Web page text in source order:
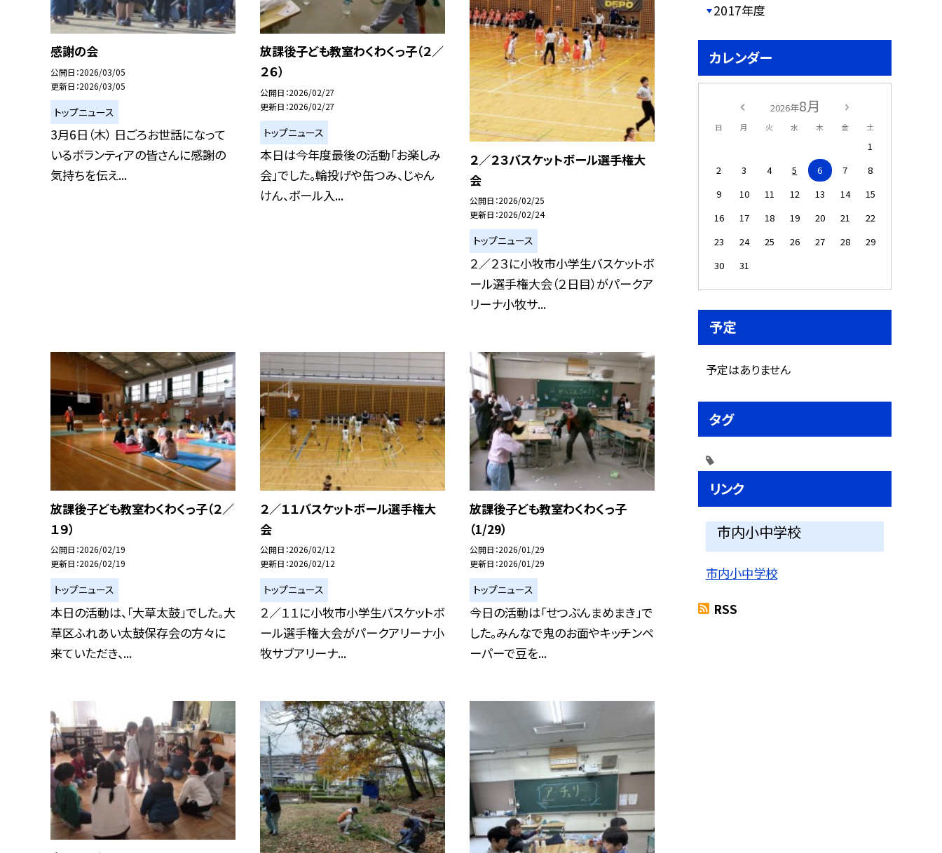
感謝の会
公開日 2026/03/05
更新日 2026/03/05
トップニュース
3月6日（木） 日ごろお世話になって
いるボランティアの皆さんに感謝の
気持ちを伝え...
放課後子ども教室わくわくっ子（２／
２６）
公開日 2026/02/27
更新日 2026/02/27
トップニュース
本日は今年度最後の活動「お楽しみ
会」でした。輪投げや缶つみ、じゃん
けん、ボール入...
２／２３バスケットボール選手権大
会
公開日 2026/02/25
更新日 2026/02/24
トップニュース
２／２３に小牧市小学生バスケットボ
ール選手権大会（２日目）がパークア
リーナ小牧サ...
放課後子ども教室わくわくっ子（２／
１９）
公開日 2026/02/19
更新日 2026/02/19
トップニュース
本日の活動は、「大草太鼓」でした。大
草区ふれあい太鼓保存会の方々に
来ていただき、...
２／１１バスケットボール選手権大
会
公開日 2026/02/12
更新日 2026/02/12
トップニュース
２／１１に小牧市小学生バスケットボ
ール選手権大会がパークアリーナ小
牧サブアリーナ...
放課後子ども教室わくわくっ子
（1/29）
公開日 2026/01/29
更新日 2026/01/29
トップニュース
今日の活動は「せつぶんまめまき」で
した。みんなで鬼のお面やキッチンペ
ーパーで豆を...
2017年度
カレンダー
2026年8月
日 月 火 水 木 金 土
1
2
3 4 5 6 7
8
9
10 11 12 13 14
15
16
17 18 19 20 21
22
23
24 25 26 27 28
29
30
31
予定
予定はありません
タグ
リンク
市内小中学校
市内小中学校
RSS